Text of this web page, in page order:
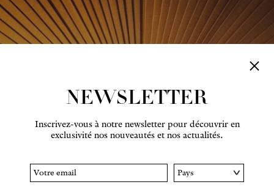
NEWSLETTER
Inscrivez-vous à notre newsletter pour découvrir en
exclusivité nos nouveautés et nos actualités.